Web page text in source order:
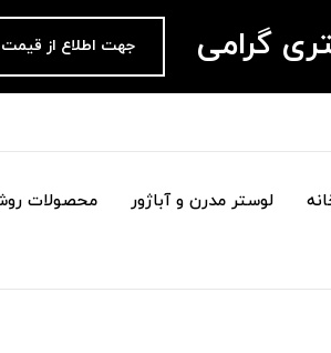
گرامی جهت اطلاع از قیمت
لوستر مدرن و آباژور محصولات